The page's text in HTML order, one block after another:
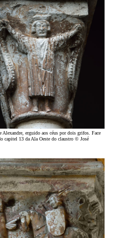
Alexandre, erguido aos céus por dois grifos. Face
capitel 13 da Ala Oeste do claustro © José